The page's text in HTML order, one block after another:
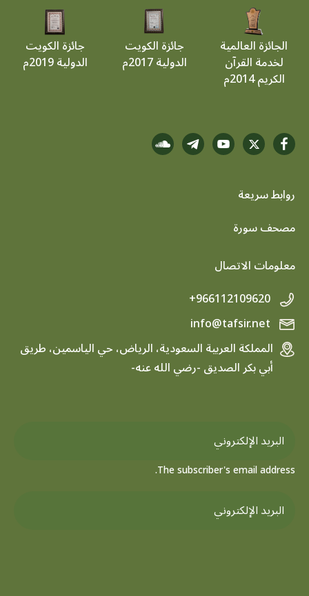
الجائزة العالمية
لخدمة القرآن
الكريم 2014م
جائزة الكويت
الدولية 2017م
جائزة الكويت
الدولية 2019م
روابط سريعة
footer menu
مصحف سورة
معلومات الاتصال
+966112109620
info@tafsir.net
المملكة العربية السعودية، الرياض، حي الياسمين، طريق
أبي بكر الصديق -رضي الله عنه-
The subscriber's email address.